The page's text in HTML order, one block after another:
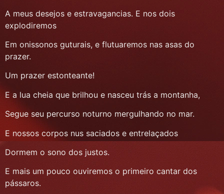
A meus desejos e estravagancias. E nos dois
explodiremos
Em onissonos guturais, e flutuaremos nas asas do
prazer.
Um prazer estonteante!
E a lua cheia que brilhou e nasceu trás a montanha,
Segue seu percurso noturno mergulhando no mar.
E nossos corpos nus saciados e entrelaçados
Dormem o sono dos justos.
E mais um pouco ouviremos o primeiro cantar dos
pássaros.